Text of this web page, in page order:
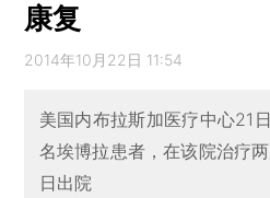
康复
2014年10月22日 11:54
美国内布拉斯加医疗中心21
名埃博拉患者，在该院治疗
日出院